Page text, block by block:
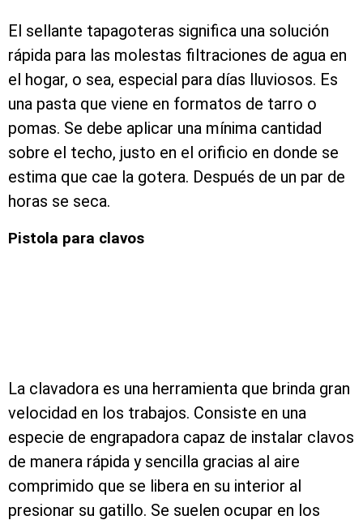
El sellante tapagoteras significa una solución
rápida para las molestas filtraciones de agua en
el hogar, o sea, especial para días lluviosos. Es
una pasta que viene en formatos de tarro o
pomas. Se debe aplicar una mínima cantidad
sobre el techo, justo en el orificio en donde se
estima que cae la gotera. Después de un par de
horas se seca.
Pistola para clavos
La clavadora es una herramienta que brinda gran
velocidad en los trabajos. Consiste en una
especie de engrapadora capaz de instalar clavos
de manera rápida y sencilla gracias al aire
comprimido que se libera en su interior al
presionar su gatillo. Se suelen ocupar en los